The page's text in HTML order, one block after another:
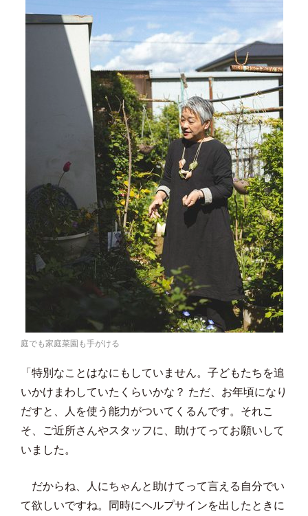
庭でも家庭菜園も手がける
「特別なことはなにもしていません。子どもたちを追
いかけまわしていたくらいかな？ ただ、お年頃になり
だすと、人を使う能力がついてくるんです。それこ
そ、ご近所さんやスタッフに、助けてってお願いして
いました。
だからね、人にちゃんと助けてって言える自分でい
て欲しいですね。同時にヘルプサインを出したときに